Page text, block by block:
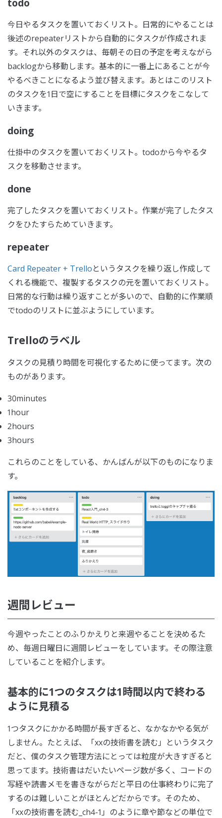
todo
今日やるタスクを置いておくリスト。日常的にやることは
後述のrepeaterリストから自動的にタスクが作成されま
す。それ以外のタスクは、毎朝その日の予定を考えながら
backlogから移動します。基本的に一番上にあることが今
やるべきことになるよう並び替えます。あとはこのリスト
のタスクを1日で空にすることを目標にタスクをこなして
いきます。
doing
仕掛中のタスクを置いておくリスト。todoから今やるタ
スクを移動させます。
done
完了したタスクを置いておくリスト。作業が完了したタス
クをひたすらためていきます。
repeater
Card Repeater + Trelloというタスクを繰り返し作成して
くれる機能で、複製するタスクの元を置いておくリスト。
日常的な行動は繰り返すことが多いので、自動的に作業順
でtodoのリストに並ぶようにしています。
Trelloのラベル
タスクの見積り時間を可視化するために使ってます。次の
ものがあります。
30minutes
1hour
2hours
3hours
これらのことをしている、かんばんが以下のものになりま
す。
週間レビュー
今週やったことのふりかえりと来週やることを決めるた
め、毎週日曜日に週間レビューをしています。その際注意
していることを紹介します。
基本的に1つのタスクは1時間以内で終わる
ように見積る
1つタスクにかかる時間が長すぎると、なかなかやる気が
しません。たとえば、「xxの技術書を読む」というタスク
だと、僕のタスク管理方法にとっては粒度が大きすぎると
思ってます。技術書はだいたいページ数が多く、コードの
写経や読書メモを書きながらだと平日の仕事終わりに完了
するのは難しいことがほとんどだからです。そのため、
「xxの技術書を読む_ch4-1」のように章や節などの単位で